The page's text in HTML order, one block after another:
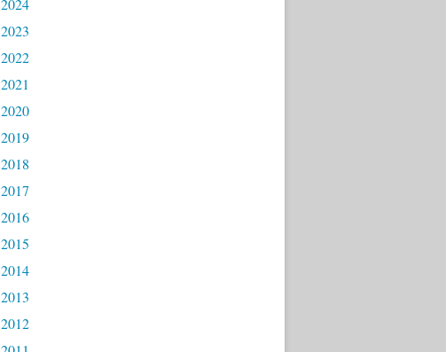
2024
2023
2022
2021
2020
2019
2018
2017
2016
2015
2014
2013
2012